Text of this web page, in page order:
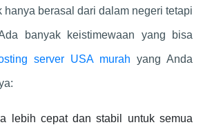
hanya berasal dari dalam negeri tetapi
banyak keistimewaan yang bisa
server USA murah yang Anda
lebih cepat dan stabil untuk semua